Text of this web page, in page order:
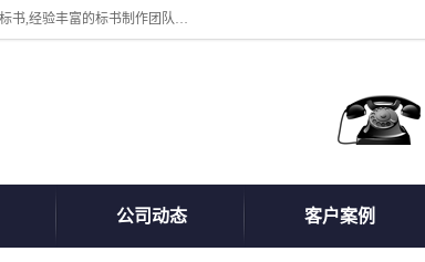
广州中赢信息科技有限公司主营：东莞代写标书公司、佛山代写标书公司、深圳代写标书公司等,食品类标书、工程类类标书,经验丰富的标书制作团队,24小时加急服务,多对一服务。
公司动态 客户案例